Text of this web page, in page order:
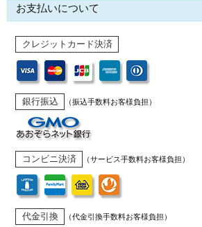
お支払いについて
クレジットカード決済
銀行振込 （振込手数料お客様負担）
コンビニ決済 （サービス手数料お客様負担）
代金引換 （代金引換手数料お客様負担）